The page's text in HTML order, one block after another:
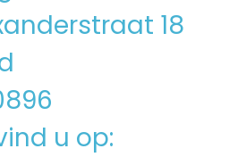
18
u op: